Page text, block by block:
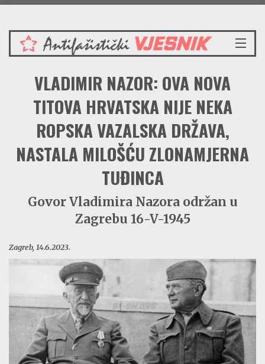
Ponedjeljak 10.8.2026.
VIJESTI
REDAKCIJSKI KOMENTAR
VJESNIKOV KALENDAR
CRVENI ZABAVNIK
PRENOSIMO
SPOMENICI
NAŠE PJESME
VLADIMIR NAZOR: OVA NOVA
TITOVA HRVATSKA NIJE NEKA
ROPSKA VAZALSKA DRŽAVA,
NASTALA MILOŠĆU ZLONAMJERNA
TUĐINCA
Govor Vladimira Nazora održan u
Zagrebu 16-V-1945
Zagreb, 14.6.2023.